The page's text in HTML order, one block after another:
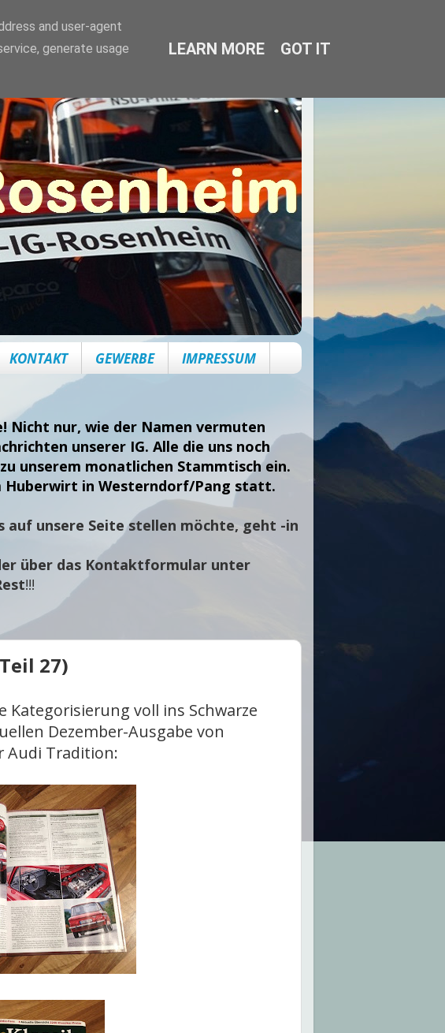
KONTAKT GEWERBE IMPRESSUM
Nicht nur, wie der Namen vermuten
unserer IG. Alle die uns noch
unserem monatlichen Stammtisch ein.
Huberwirt in Westerndorf/Pang statt.
unsere Seite stellen möchte, geht -in
über das Kontaktformular unter
!!!
27)
Kategorisierung voll ins Schwarze
Dezember-Ausgabe von
Audi Tradition:
and user-agent
generate usage
LEARN MORE GOT IT